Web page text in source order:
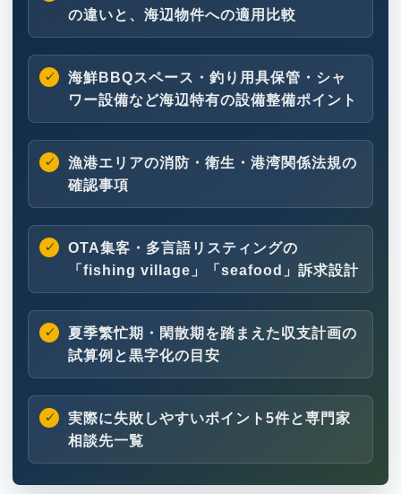
の違いと、海辺物件への適用比較
海鮮BBQスペース・釣り用具保管・シャ
ワー設備など海辺特有の設備整備ポイント
漁港エリアの消防・衛生・港湾関係法規の
確認事項
OTA集客・多言語リスティングの
「fishing village」「seafood」訴求設計
夏季繁忙期・閑散期を踏まえた収支計画の
試算例と黒字化の目安
実際に失敗しやすいポイント5件と専門家
相談先一覧